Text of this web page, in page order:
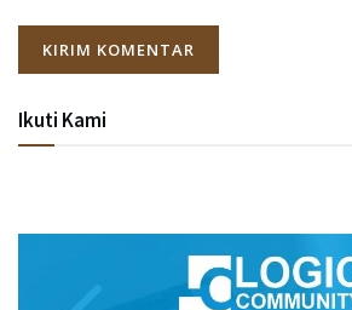
Ikuti Kami